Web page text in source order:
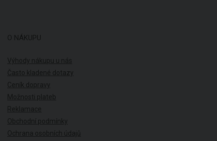
O NÁKUPU
Výhody nákupu u nás
Často kladené dotazy
Ceník dopravy
Možnosti plateb
Reklamace
Obchodní podmínky
Ochrana osobních údajů